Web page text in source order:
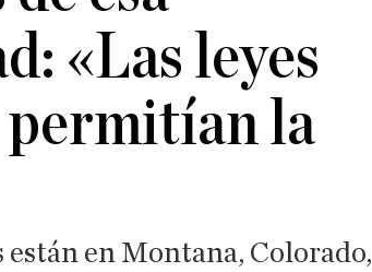
«Las leyes
permitían la
están en Montana, Colorado,